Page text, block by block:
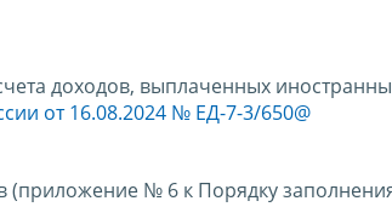
доходов, выплаченных
от 16.08.2024 № ЕД-7-3/650@
(приложение № 6 к Порядку